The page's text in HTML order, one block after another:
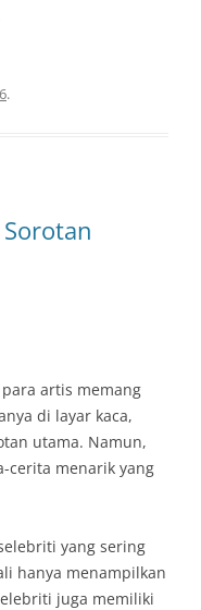
.
artis memang
di layar kaca,
utama. Namun,
cerita menarik yang
yang sering
hanya menampilkan
juga memiliki